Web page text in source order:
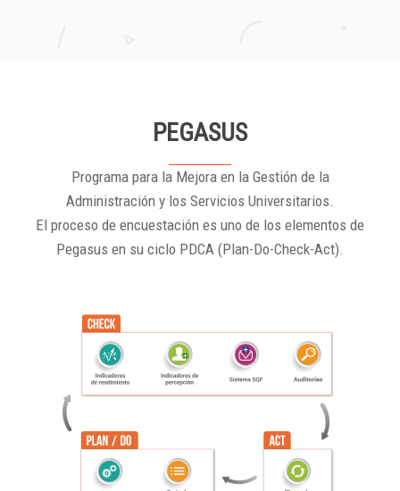
PEGASUS
Programa para la Mejora en la Gestión de la
Administración y los Servicios Universitarios.
El proceso de encuestación es uno de los elementos de
Pegasus en su ciclo PDCA (Plan-Do-Check-Act).